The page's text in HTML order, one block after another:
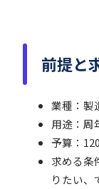
前提と
業種：製
用途：周
予算：
求める条
りたい、